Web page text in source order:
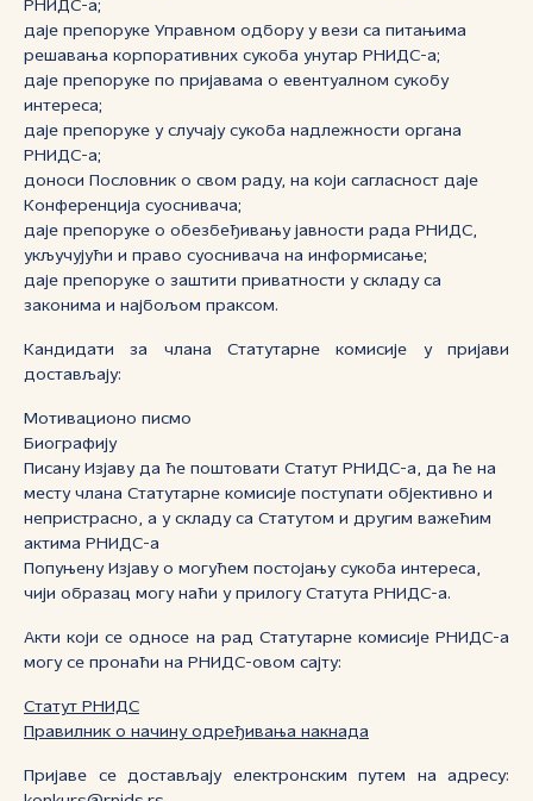
РНИДС-а;
даје препоруке Управном одбору у вези са питањима
решавања корпоративних сукоба унутар РНИДС-а;
даје препоруке по пријавама о евентуалном сукобу
интереса;
даје препоруке у случају сукоба надлежности органа
РНИДС-а;
доноси Пословник о свом раду, на који сагласност даје
Конференција суоснивача;
даје препоруке о обезбеђивању јавности рада РНИДС,
укључујући и право суоснивача на информисање;
даје препоруке о заштити приватности у складу са
законима и најбољом праксом.
Кандидати за члана Статутарне комисије у пријави
достављају:
Мотивационо писмо
Биографију
Писану Изјаву да ће поштовати Статут РНИДС-а, да ће на
месту члана Статутарне комисије поступати објективно и
непристрасно, а у складу са Статутом и другим важећим
актима РНИДС-а
Попуњену Изјаву о могућем постојању сукоба интереса,
чији образац могу наћи у прилогу Статута РНИДС-а.
Акти који се односе на рад Статутарне комисије РНИДС-а
могу се пронаћи на РНИДС-овом сајту:
Статут РНИДС
Правилник о начину одређивања накнада
Пријаве се достављају електронским путем на адресу: